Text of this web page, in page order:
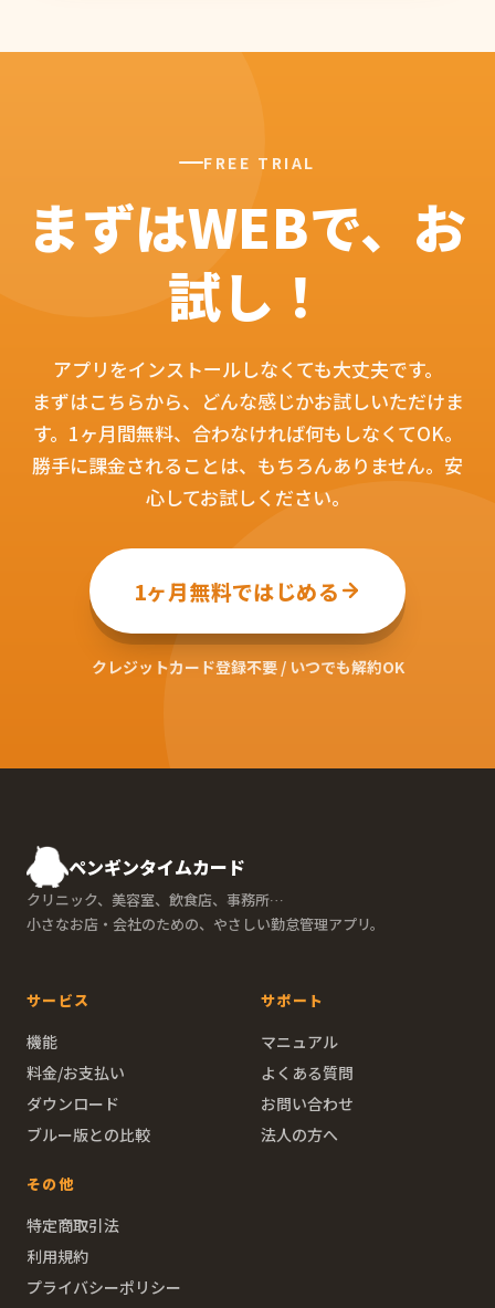
FREE TRIAL
まずはWEBで、お
試し！
アプリをインストールしなくても大丈夫です。
まずはこちらから、どんな感じかお試しいただけま
す。1ヶ月間無料、合わなければ何もしなくてOK。
勝手に課金されることは、もちろんありません。安
心してお試しください。
1ヶ月無料ではじめる
クレジットカード登録不要 / いつでも解約OK
ペンギンタイムカード
クリニック、美容室、飲食店、事務所…
小さなお店・会社のための、やさしい勤怠管理アプリ。
サービス
機能
料金/お支払い
ダウンロード
ブルー版との比較
サポート
マニュアル
よくある質問
お問い合わせ
法人の方へ
その他
特定商取引法
利用規約
プライバシーポリシー